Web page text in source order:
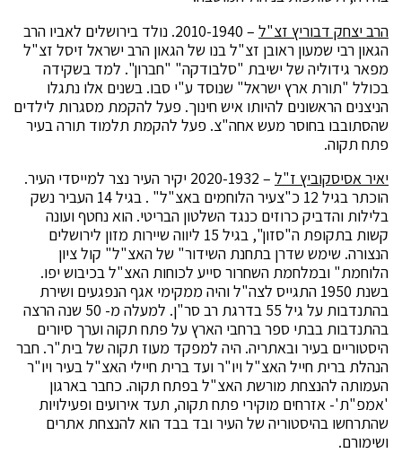
הרב יצחק דבוריץ זצ"ל
– 2010-1940. נולד בירושלים לאביו הרב
הגאון רבי שמעון ראובן זצ"ל בנו של הגאון הרב ישראל זיסל זצ"ל
מפאר גידוליה של ישיבת "סלבודקה" "חברון". למד בשקידה
בכולל "תורת ארץ ישראל" שנוסד ע"י סבו. בשנים אלו נתגלו
הניצנים הראשונים להיותו איש חינוך. פעל להקמת מסגרות לילדים
שהסתובבו בחוסר מעש אחה"צ. פעל להקמת תלמוד תורה בעיר
פתח תקוה.
יאיר אסיסקוביץ ז"ל
– 2020-1932 יקיר העיר נצר למייסדי העיר.
הוכתר בגיל 12 כ"צעיר הלוחמים באצ"ל" . בגיל 14 העביר נשק
בלילות והדביק כרוזים כנגד השלטון הבריטי. הוא נחטף ועונה
קשות בתקופת ה"סזון", בגיל 15 ליווה שיירות מזון לירושלים
הנצורה. שימש שדרן בתחנת השידור" של האצ"ל" קול ציון
הלוחמת" ובמלחמת השחרור סייע לכוחות האצ"ל בכיבוש יפו.
בשנת 1950 התגייס לצה"ל והיה ממקימי אגף הנפגעים ושירת
בהתנדבות על גיל 55 בדרגת רב סר"ן. למעלה מ- 50 שנה הרצה
בהתנדבות בבתי ספר ברחבי הארץ על פתח תקוה וערך סיורים
היסטוריים בעיר ובאתריה. היה למפקד מעוז תקוה של בית"ר. חבר
הנהלת ברית חייל האצ"ל ויו"ר ועד ברית חיילי האצ"ל בעיר ויו"ר
העמותה להנצחת מורשת האצ"ל בפתח תקוה. כחבר בארגון
'אמפ"ת'- אזרחים מוקירי פתח תקוה, תעד אירועים ופעילויות
שהתרחשו בהיסטוריה של העיר ובד בבד הוא להנצחת אתרים
ושימורם.